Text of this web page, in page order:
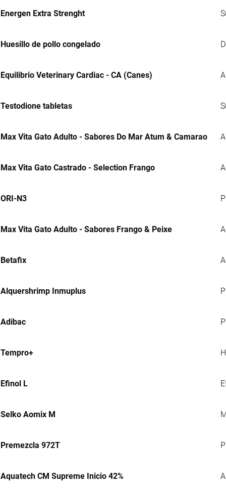
Energen Extra Strenght
Huesillo de pollo congelado
Equilibrio Veterinary Cardiac - CA (Canes)
Testodione tabletas
Max Vita Gato Adulto - Sabores Do Mar Atum & Camarao
Max Vita Gato Castrado - Selection Frango
ORI-N3
Max Vita Gato Adulto - Sabores Frango & Peixe
Betafix
Alquershrimp Inmuplus
Adibac
Tempro+
Efinol L
Selko Aomix M
Premezcla 972T
Aquatech CM Supreme Inicio 42%